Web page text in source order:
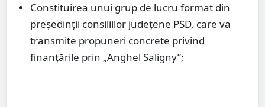
Constituirea unui grup de lucru format din
președinții consiliilor județene PSD, care va
transmite propuneri concrete privind
finanțările prin „Anghel Saligny”;